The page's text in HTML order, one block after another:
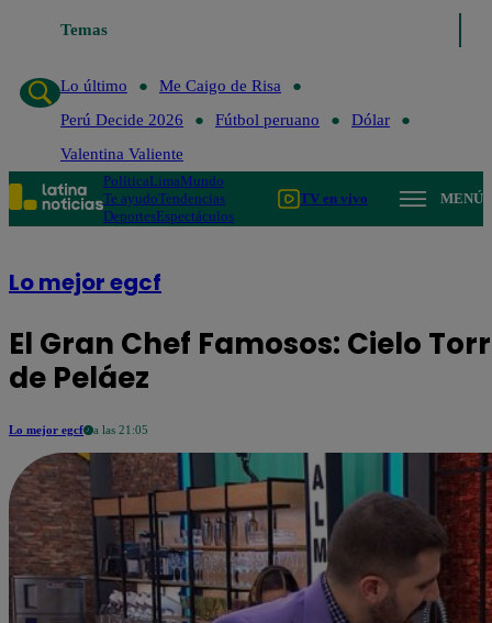
Temas
Lo último
Me Caigo de Risa
Perú Decide 2026
Fútbol peruano
Dólar
Valentina Valiente
PolíticaLimaMundo
Te ayudoTendencias
DeportesEspectáculos
TV en vivo MENÚ
Lo mejor egcf
El Gran Chef Famosos: Cielo
de Peláez
Lo mejor egcf a las 21:05